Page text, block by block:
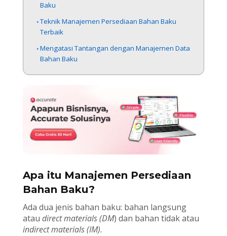
Baku
Teknik Manajemen Persediaan Bahan Baku
Terbaik
Mengatasi Tantangan dengan Manajemen Data
Bahan Baku
Apa itu Manajemen Persediaan
Bahan Baku?
Ada dua jenis bahan baku: bahan langsung
atau direct materials (DM) dan bahan tidak atau
indirect materials (IM).